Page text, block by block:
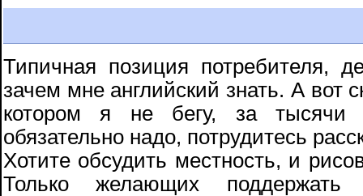
Типичная позиция потребителя,
зачем мне английский знать. А вот
котором я не бегу, за тысячи
обязательно надо, потрудитесь
Хотите обсудить местность, и
Только желающих